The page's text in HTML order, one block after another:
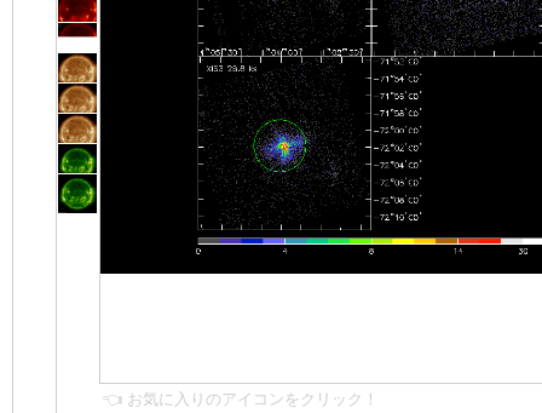
👈 お気に入りのアイコンをクリック！